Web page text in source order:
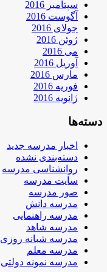
سپتامبر 2016
آگوست 2016
جولای 2016
ژوئن 2016
می 2016
آوریل 2016
مارس 2016
فوریه 2016
ژانویه 2016
دسته‌ها
اخبار مدرسه جدید
دسته‌بندی نشده
روانشناسی مدرسه
سایت مدرسه
صور مدرسه
مدرسه دانش
مدرسه راهنمایی
مدرسه شاهد
مدرسه شبانه روزی
مدرسه معلم
مدرسه نمونه دولتی